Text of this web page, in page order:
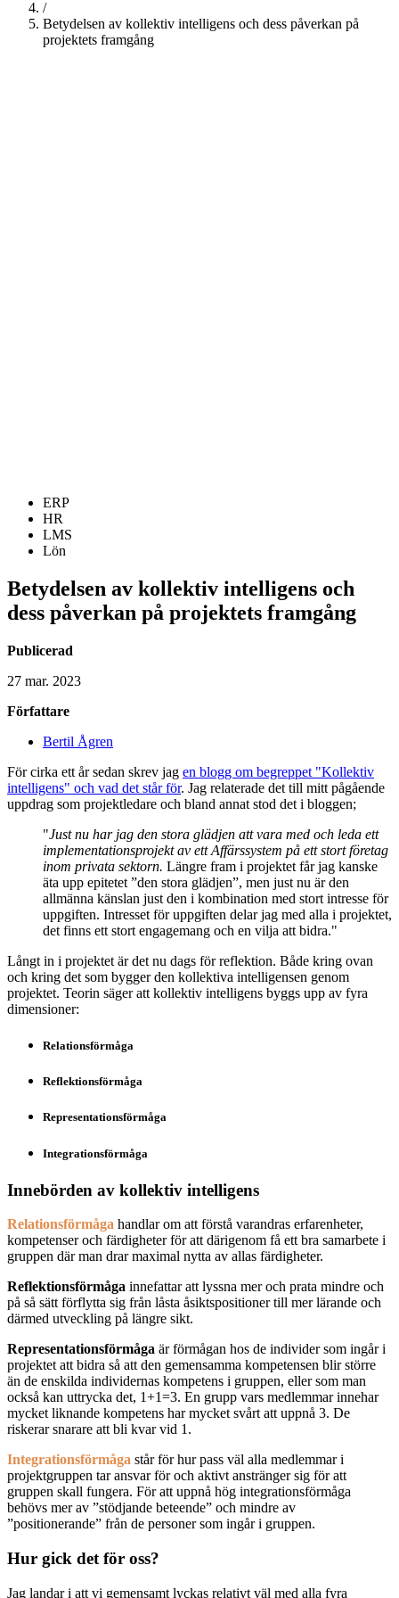
/
Betydelsen av kollektiv intelligens och dess påverkan på
projektets framgång
ERP
HR
LMS
Lön
Betydelsen av kollektiv intelligens och
dess påverkan på projektets framgång
Publicerad
27 mar. 2023
Författare
Bertil Ågren
För cirka ett år sedan skrev jag en blogg om begreppet "Kollektiv
intelligens" och vad det står för. Jag relaterade det till mitt pågående
uppdrag som projektledare och bland annat stod det i bloggen;
"Just nu har jag den stora glädjen att vara med och leda ett
implementationsprojekt av ett Affärssystem på ett stort företag
inom privata sektorn. Längre fram i projektet får jag kanske
äta upp epitetet ”den stora glädjen”, men just nu är den
allmänna känslan just den i kombination med stort intresse för
uppgiften. Intresset för uppgiften delar jag med alla i projektet,
det finns ett stort engagemang och en vilja att bidra."
Långt in i projektet är det nu dags för reflektion. Både kring ovan
och kring det som bygger den kollektiva intelligensen genom
projektet. Teorin säger att kollektiv intelligens byggs upp av fyra
dimensioner:
Relationsförmåga
Reflektionsförmåga
Representationsförmåga
Integrationsförmåga
Innebörden av kollektiv intelligens
Relationsförmåga handlar om att förstå varandras erfarenheter,
kompetenser och färdigheter för att därigenom få ett bra samarbete i
gruppen där man drar maximal nytta av allas färdigheter.
Reflektionsförmåga innefattar att lyssna mer och prata mindre och
på så sätt förflytta sig från låsta åsiktspositioner till mer lärande och
därmed utveckling på längre sikt.
Representationsförmåga är förmågan hos de individer som ingår i
projektet att bidra så att den gemensamma kompetensen blir större
än de enskilda individernas kompetens i gruppen, eller som man
också kan uttrycka det, 1+1=3. En grupp vars medlemmar innehar
mycket liknande kompetens har mycket svårt att uppnå 3. De
riskerar snarare att bli kvar vid 1.
Integrationsförmåga står för hur pass väl alla medlemmar i
projektgruppen tar ansvar för och aktivt anstränger sig för att
gruppen skall fungera. För att uppnå hög integrationsförmåga
behövs mer av ”stödjande beteende” och mindre av
”positionerande” från de personer som ingår i gruppen.
Hur gick det för oss?
Jag landar i att vi gemensamt lyckas relativt väl med alla fyra